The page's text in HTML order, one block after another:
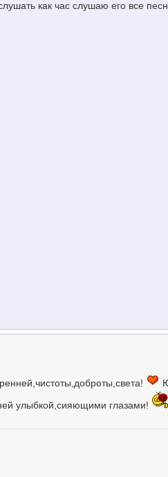
как час слушаю его все
улыбкой,сияющими глазами!